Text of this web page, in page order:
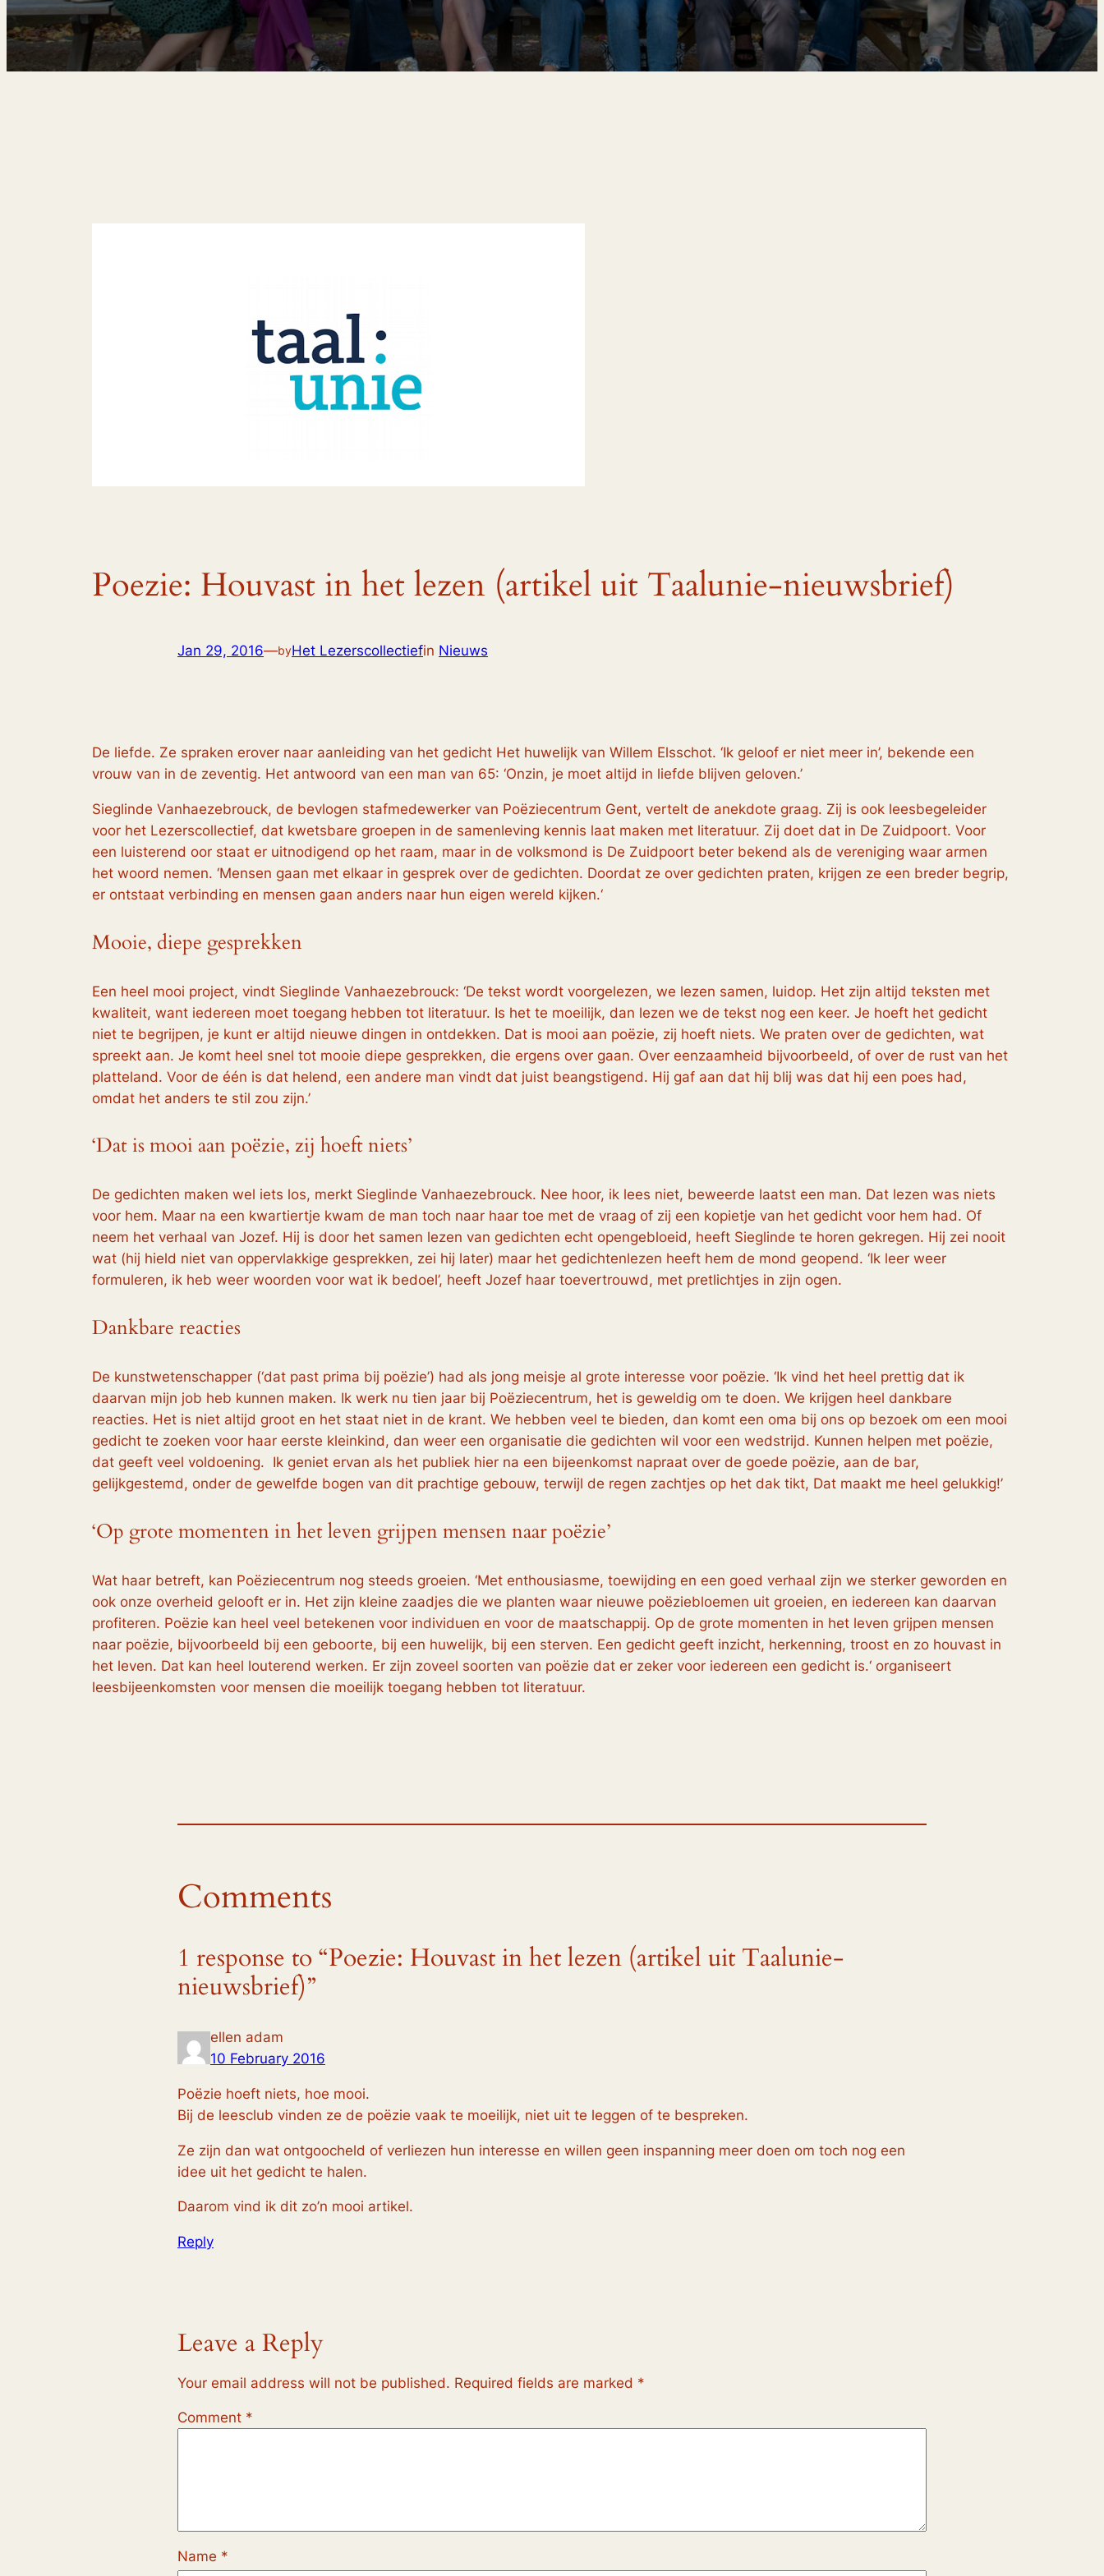
Poezie: Houvast in het lezen (artikel uit Taalunie-nieuwsbrief)
Jan 29, 2016—byHet Lezerscollectiefin Nieuws
De liefde. Ze spraken erover naar aanleiding van het gedicht Het huwelijk van Willem Elsschot. ‘Ik geloof er niet meer in’, bekende een
vrouw van in de zeventig. Het antwoord van een man van 65: ‘Onzin, je moet altijd in liefde blijven geloven.’
Sieglinde Vanhaezebrouck, de bevlogen stafmedewerker van Poëziecentrum Gent, vertelt de anekdote graag. Zij is ook leesbegeleider
voor het Lezerscollectief, dat kwetsbare groepen in de samenleving kennis laat maken met literatuur. Zij doet dat in De Zuidpoort. Voor
een luisterend oor staat er uitnodigend op het raam, maar in de volksmond is De Zuidpoort beter bekend als de vereniging waar armen
het woord nemen. ‘Mensen gaan met elkaar in gesprek over de gedichten. Doordat ze over gedichten praten, krijgen ze een breder begrip,
er ontstaat verbinding en mensen gaan anders naar hun eigen wereld kijken.‘
Mooie, diepe gesprekken
Een heel mooi project, vindt Sieglinde Vanhaezebrouck: ‘De tekst wordt voorgelezen, we lezen samen, luidop. Het zijn altijd teksten met
kwaliteit, want iedereen moet toegang hebben tot literatuur. Is het te moeilijk, dan lezen we de tekst nog een keer. Je hoeft het gedicht
niet te begrijpen, je kunt er altijd nieuwe dingen in ontdekken. Dat is mooi aan poëzie, zij hoeft niets. We praten over de gedichten, wat
spreekt aan. Je komt heel snel tot mooie diepe gesprekken, die ergens over gaan. Over eenzaamheid bijvoorbeeld, of over de rust van het
platteland. Voor de één is dat helend, een andere man vindt dat juist beangstigend. Hij gaf aan dat hij blij was dat hij een poes had,
omdat het anders te stil zou zijn.’
‘Dat is mooi aan poëzie, zij hoeft niets’
De gedichten maken wel iets los, merkt Sieglinde Vanhaezebrouck. Nee hoor, ik lees niet, beweerde laatst een man. Dat lezen was niets
voor hem. Maar na een kwartiertje kwam de man toch naar haar toe met de vraag of zij een kopietje van het gedicht voor hem had. Of
neem het verhaal van Jozef. Hij is door het samen lezen van gedichten echt opengebloeid, heeft Sieglinde te horen gekregen. Hij zei nooit
wat (hij hield niet van oppervlakkige gesprekken, zei hij later) maar het gedichtenlezen heeft hem de mond geopend. ‘Ik leer weer
formuleren, ik heb weer woorden voor wat ik bedoel’, heeft Jozef haar toevertrouwd, met pretlichtjes in zijn ogen.
Dankbare reacties
De kunstwetenschapper (‘dat past prima bij poëzie’) had als jong meisje al grote interesse voor poëzie. ‘Ik vind het heel prettig dat ik
daarvan mijn job heb kunnen maken. Ik werk nu tien jaar bij Poëziecentrum, het is geweldig om te doen. We krijgen heel dankbare
reacties. Het is niet altijd groot en het staat niet in de krant. We hebben veel te bieden, dan komt een oma bij ons op bezoek om een mooi
gedicht te zoeken voor haar eerste kleinkind, dan weer een organisatie die gedichten wil voor een wedstrijd. Kunnen helpen met poëzie,
dat geeft veel voldoening. Ik geniet ervan als het publiek hier na een bijeenkomst napraat over de goede poëzie, aan de bar,
gelijkgestemd, onder de gewelfde bogen van dit prachtige gebouw, terwijl de regen zachtjes op het dak tikt, Dat maakt me heel gelukkig!’
‘Op grote momenten in het leven grijpen mensen naar poëzie’
Wat haar betreft, kan Poëziecentrum nog steeds groeien. ‘Met enthousiasme, toewijding en een goed verhaal zijn we sterker geworden en
ook onze overheid gelooft er in. Het zijn kleine zaadjes die we planten waar nieuwe poëziebloemen uit groeien, en iedereen kan daarvan
profiteren. Poëzie kan heel veel betekenen voor individuen en voor de maatschappij. Op de grote momenten in het leven grijpen mensen
naar poëzie, bijvoorbeeld bij een geboorte, bij een huwelijk, bij een sterven. Een gedicht geeft inzicht, herkenning, troost en zo houvast in
het leven. Dat kan heel louterend werken. Er zijn zoveel soorten van poëzie dat er zeker voor iedereen een gedicht is.‘ organiseert
leesbijeenkomsten voor mensen die moeilijk toegang hebben tot literatuur.
Comments
1 response to “Poezie: Houvast in het lezen (artikel uit Taalunie-
nieuwsbrief)”
ellen adam
10 February 2016
Poëzie hoeft niets, hoe mooi.
Bij de leesclub vinden ze de poëzie vaak te moeilijk, niet uit te leggen of te bespreken.
Ze zijn dan wat ontgoocheld of verliezen hun interesse en willen geen inspanning meer doen om toch nog een
idee uit het gedicht te halen.
Daarom vind ik dit zo’n mooi artikel.
Reply
Leave a Reply
Your email address will not be published. Required fields are marked *
Comment *
Name *